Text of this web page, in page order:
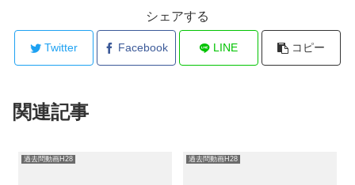
シェアする
Twitter Facebook LINE コピー
関連記事
過去問動画H28 過去問動画H28